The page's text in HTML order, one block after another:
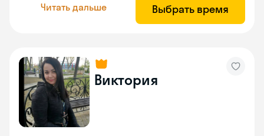
Читать дальше Выбрать время
Виктория